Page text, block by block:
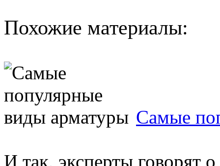
Похожие материалы:
Самые
И так, эксперты говорят